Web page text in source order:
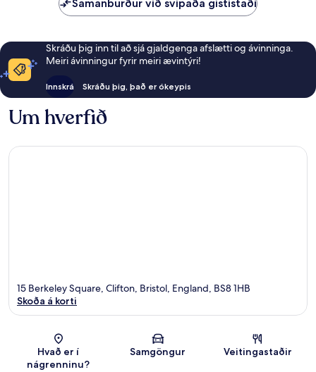
Samanburður við svipaða gististaði
Skráðu þig inn til að sjá gjaldgenga afslætti og ávinninga.
Meiri ávinningur fyrir meiri ævintýri!
Innskrá Skráðu þig, það er ókeypis
Um hverfið
Kort
15 Berkeley Square, Clifton, Bristol, England, BS8 1HB
Skoða á korti
Hvað er í
nágrenninu?
Samgöngur Veitingastaðir